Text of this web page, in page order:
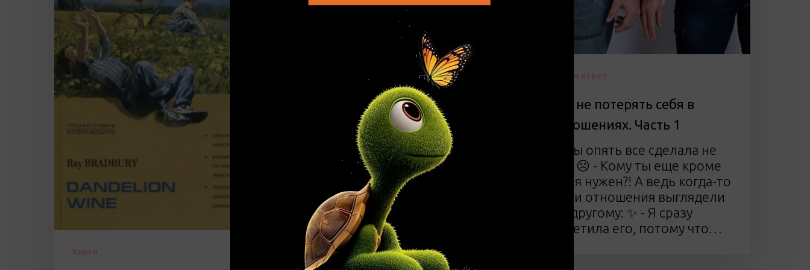
Профессия, как с тобой
Как быть с профессией? Нет,
правда - как?К сожалению,
ответить на этот вопросдля
каждого из насне так-то
просто. Мир профессий
очень обширен и интересен.
Важно выбрать то дело, в
котором…
Как не потерять себя в
отношениях. Часть 1
⚡- Ты опять все сделала не
так. ☹ - Кому ты еще кроме
меня нужен?! А ведь когда-то
ваши отношения выглядели
по-другому: ✨ - Я сразу
заметила его, потому что…